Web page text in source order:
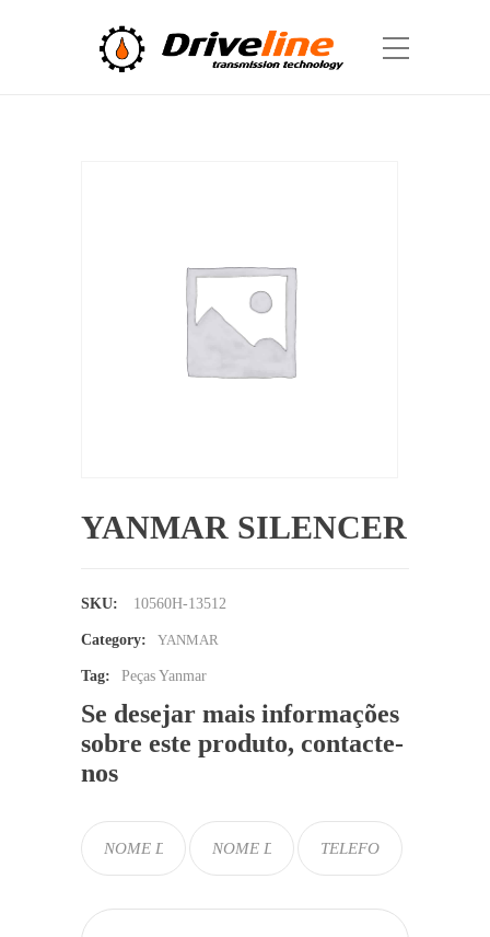
YANMAR SILENCER
SKU: 10560H-13512
Category: YANMAR
Tag: Peças Yanmar
Se desejar mais informações
sobre este produto, contacte-
nos